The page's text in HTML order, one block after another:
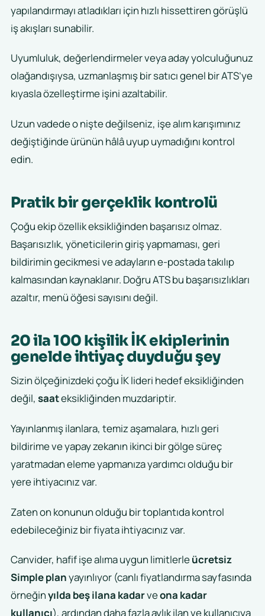
yapılandırmayı atladıkları için hızlı hissettiren görüşlü
iş akışları sunabilir.
Uyumluluk, değerlendirmeler veya aday yolculuğunuz
olağandışıysa, uzmanlaşmış bir satıcı genel bir ATS’ye
kıyasla özelleştirme işini azaltabilir.
Uzun vadede o nişte değilseniz, işe alım karışımınız
değiştiğinde ürünün hâlâ uyup uymadığını kontrol
edin.
Pratik bir gerçeklik kontrolü
Çoğu ekip özellik eksikliğinden başarısız olmaz.
Başarısızlık, yöneticilerin giriş yapmaması, geri
bildirimin gecikmesi ve adayların e-postada takılıp
kalmasından kaynaklanır. Doğru ATS bu başarısızlıkları
azaltır, menü öğesi sayısını değil.
20 ila 100 kişilik İK ekiplerinin
genelde ihtiyaç duyduğu şey
Sizin ölçeğinizdeki çoğu İK lideri hedef eksikliğinden
değil, saateksikliğinden muzdariptir.
Yayınlanmış ilanlara, temiz aşamalara, hızlı geri
bildirime ve yapay zekanın ikinci bir gölge süreç
yaratmadan eleme yapmanıza yardımcı olduğu bir
yere ihtiyacınız var.
Zaten on konunun olduğu bir toplantıda kontrol
edebileceğiniz bir fiyata ihtiyacınız var.
Canvider, hafif işe alıma uygun limitlerleücretsiz
Simple planyayınlıyor (canlı fiyatlandırma sayfasında
örneğinyılda beş ilana kadarveona kadar
kullanıcı), ardından daha fazla aylık ilan ve kullanıcıya